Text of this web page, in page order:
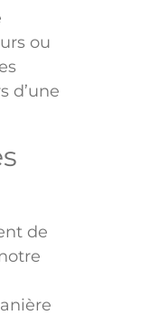
ou
d’une
de